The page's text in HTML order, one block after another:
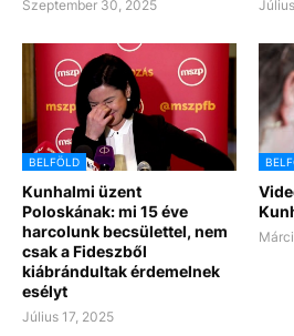
Szeptember 30, 2025
BELFÖLD
Kunhalmi üzent
Poloskának: mi 15 éve
harcolunk becsülettel, nem
csak a Fideszből
kiábrándultak érdemelnek
esélyt
Július 17, 2025